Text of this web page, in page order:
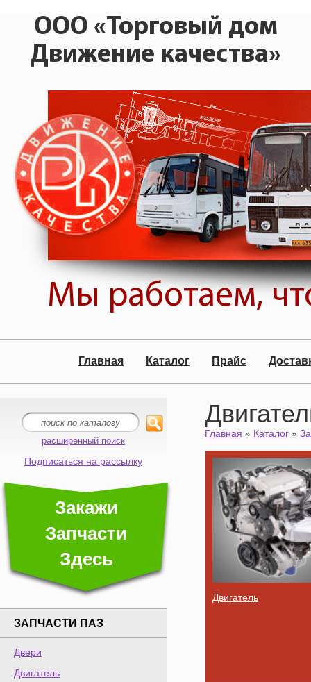
ООО «Торговый дом
Движение качества»
Мы работаем,
Главная Каталог Прайс
расширенный поиск
Подписаться на рассылку
Закажи
Запчасти
Здесь
ЗАПЧАСТИ ПАЗ
Двери
Двигатель
Главная » Каталог »
Двигатель